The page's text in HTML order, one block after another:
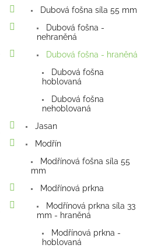
Dubová fošna síla 55 mm
Dubová fošna -
nehraněná
Dubová fošna - hraněná
Dubová fošna
hoblovaná
Dubová fošna
nehoblovaná
Jasan
Modřín
Modřínová fošna síla 55
mm
Modřínová prkna
Modřínová prkna síla 33
mm - hraněná
Modřínová prkna -
hoblovaná